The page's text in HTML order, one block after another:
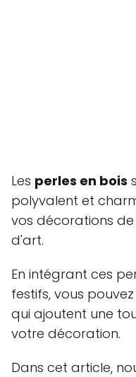
Les perles en bois
polyvalent et
vos décorations
d'art.
En intégrant ces
festifs, vous
qui ajoutent une
votre décoration.
Dans cet article,